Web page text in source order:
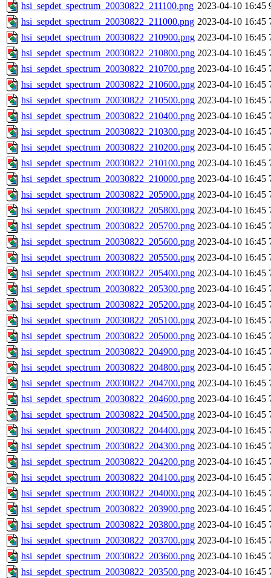
hsi_sepdet_spectrum_20030822_211100.png 2023-04-10 16:45
hsi_sepdet_spectrum_20030822_211000.png 2023-04-10 16:45
hsi_sepdet_spectrum_20030822_210900.png 2023-04-10 16:45
hsi_sepdet_spectrum_20030822_210800.png 2023-04-10 16:45
hsi_sepdet_spectrum_20030822_210700.png 2023-04-10 16:45
hsi_sepdet_spectrum_20030822_210600.png 2023-04-10 16:45
hsi_sepdet_spectrum_20030822_210500.png 2023-04-10 16:45
hsi_sepdet_spectrum_20030822_210400.png 2023-04-10 16:45
hsi_sepdet_spectrum_20030822_210300.png 2023-04-10 16:45
hsi_sepdet_spectrum_20030822_210200.png 2023-04-10 16:45
hsi_sepdet_spectrum_20030822_210100.png 2023-04-10 16:45
hsi_sepdet_spectrum_20030822_210000.png 2023-04-10 16:45
hsi_sepdet_spectrum_20030822_205900.png 2023-04-10 16:45
hsi_sepdet_spectrum_20030822_205800.png 2023-04-10 16:45
hsi_sepdet_spectrum_20030822_205700.png 2023-04-10 16:45
hsi_sepdet_spectrum_20030822_205600.png 2023-04-10 16:45
hsi_sepdet_spectrum_20030822_205500.png 2023-04-10 16:45
hsi_sepdet_spectrum_20030822_205400.png 2023-04-10 16:45
hsi_sepdet_spectrum_20030822_205300.png 2023-04-10 16:45
hsi_sepdet_spectrum_20030822_205200.png 2023-04-10 16:45
hsi_sepdet_spectrum_20030822_205100.png 2023-04-10 16:45
hsi_sepdet_spectrum_20030822_205000.png 2023-04-10 16:45
hsi_sepdet_spectrum_20030822_204900.png 2023-04-10 16:45
hsi_sepdet_spectrum_20030822_204800.png 2023-04-10 16:45
hsi_sepdet_spectrum_20030822_204700.png 2023-04-10 16:45
hsi_sepdet_spectrum_20030822_204600.png 2023-04-10 16:45
hsi_sepdet_spectrum_20030822_204500.png 2023-04-10 16:45
hsi_sepdet_spectrum_20030822_204400.png 2023-04-10 16:45
hsi_sepdet_spectrum_20030822_204300.png 2023-04-10 16:45
hsi_sepdet_spectrum_20030822_204200.png 2023-04-10 16:45
hsi_sepdet_spectrum_20030822_204100.png 2023-04-10 16:45
hsi_sepdet_spectrum_20030822_204000.png 2023-04-10 16:45
hsi_sepdet_spectrum_20030822_203900.png 2023-04-10 16:45
hsi_sepdet_spectrum_20030822_203800.png 2023-04-10 16:45
hsi_sepdet_spectrum_20030822_203700.png 2023-04-10 16:45
hsi_sepdet_spectrum_20030822_203600.png 2023-04-10 16:45
hsi_sepdet_spectrum_20030822_203500.png 2023-04-10 16:45